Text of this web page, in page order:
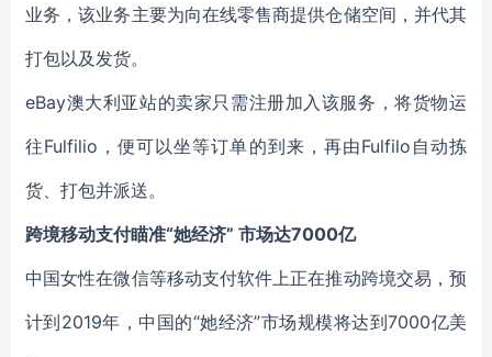
业务，该业务主要为向在线零售商提供仓储空间，并代其
打包以及发货。
eBay澳大利亚站的卖家只需注册加入该服务，将货物运
往Fulfilio，便可以坐等订单的到来，再由Fulfilo自动拣
货、打包并派送。
跨境移动支付瞄准“她经济” 市场达7000亿
中国女性在微信等移动支付软件上正在推动跨境交易，预
计到2019年，中国的“她经济”市场规模将达到7000亿美